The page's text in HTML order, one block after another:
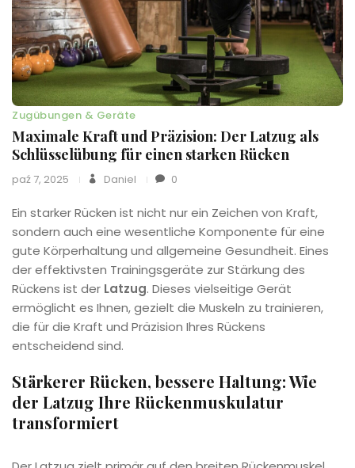
Zugübungen & Geräte
Maximale Kraft und Präzision: Der Latzug als
Schlüsselübung für einen starken Rücken
paź 7, 2025 Daniel 0
Ein starker Rücken ist nicht nur ein Zeichen von Kraft,
sondern auch eine wesentliche Komponente für eine
gute Körperhaltung und allgemeine Gesundheit. Eines
der effektivsten Trainingsgeräte zur Stärkung des
Rückens ist der Latzug. Dieses vielseitige Gerät
ermöglicht es Ihnen, gezielt die Muskeln zu trainieren,
die für die Kraft und Präzision Ihres Rückens
entscheidend sind.
Stärkerer Rücken, bessere Haltung: Wie
der Latzug Ihre Rückenmuskulatur
transformiert